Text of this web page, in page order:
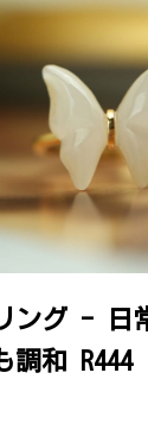
うございました
なデザイン B058
質問にも速や
とうございます
ご連絡ください
ング - 日
調和 R444